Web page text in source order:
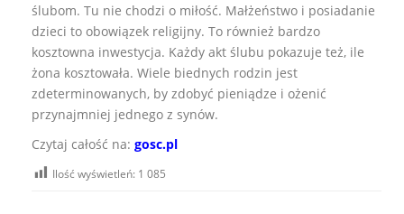
ślubom. Tu nie chodzi o miłość. Małżeństwo i posiadanie
dzieci to obowiązek religijny. To również bardzo
kosztowna inwestycja. Każdy akt ślubu pokazuje też, ile
żona kosztowała. Wiele biednych rodzin jest
zdeterminowanych, by zdobyć pieniądze i ożenić
przynajmniej jednego z synów.
Czytaj całość na: gosc.pl
Ilość wyświetleń: 1 085